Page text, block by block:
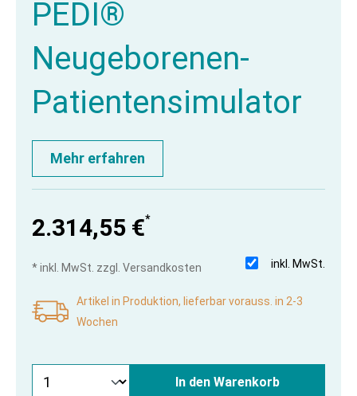
PEDI®
Neugeborenen-
Patientensimulator
Mehr erfahren
2.314,55 €*
inkl. MwSt.
* inkl. MwSt. zzgl. Versandkosten
Artikel in Produktion, lieferbar vorauss. in 2-3
Wochen
In den Warenkorb